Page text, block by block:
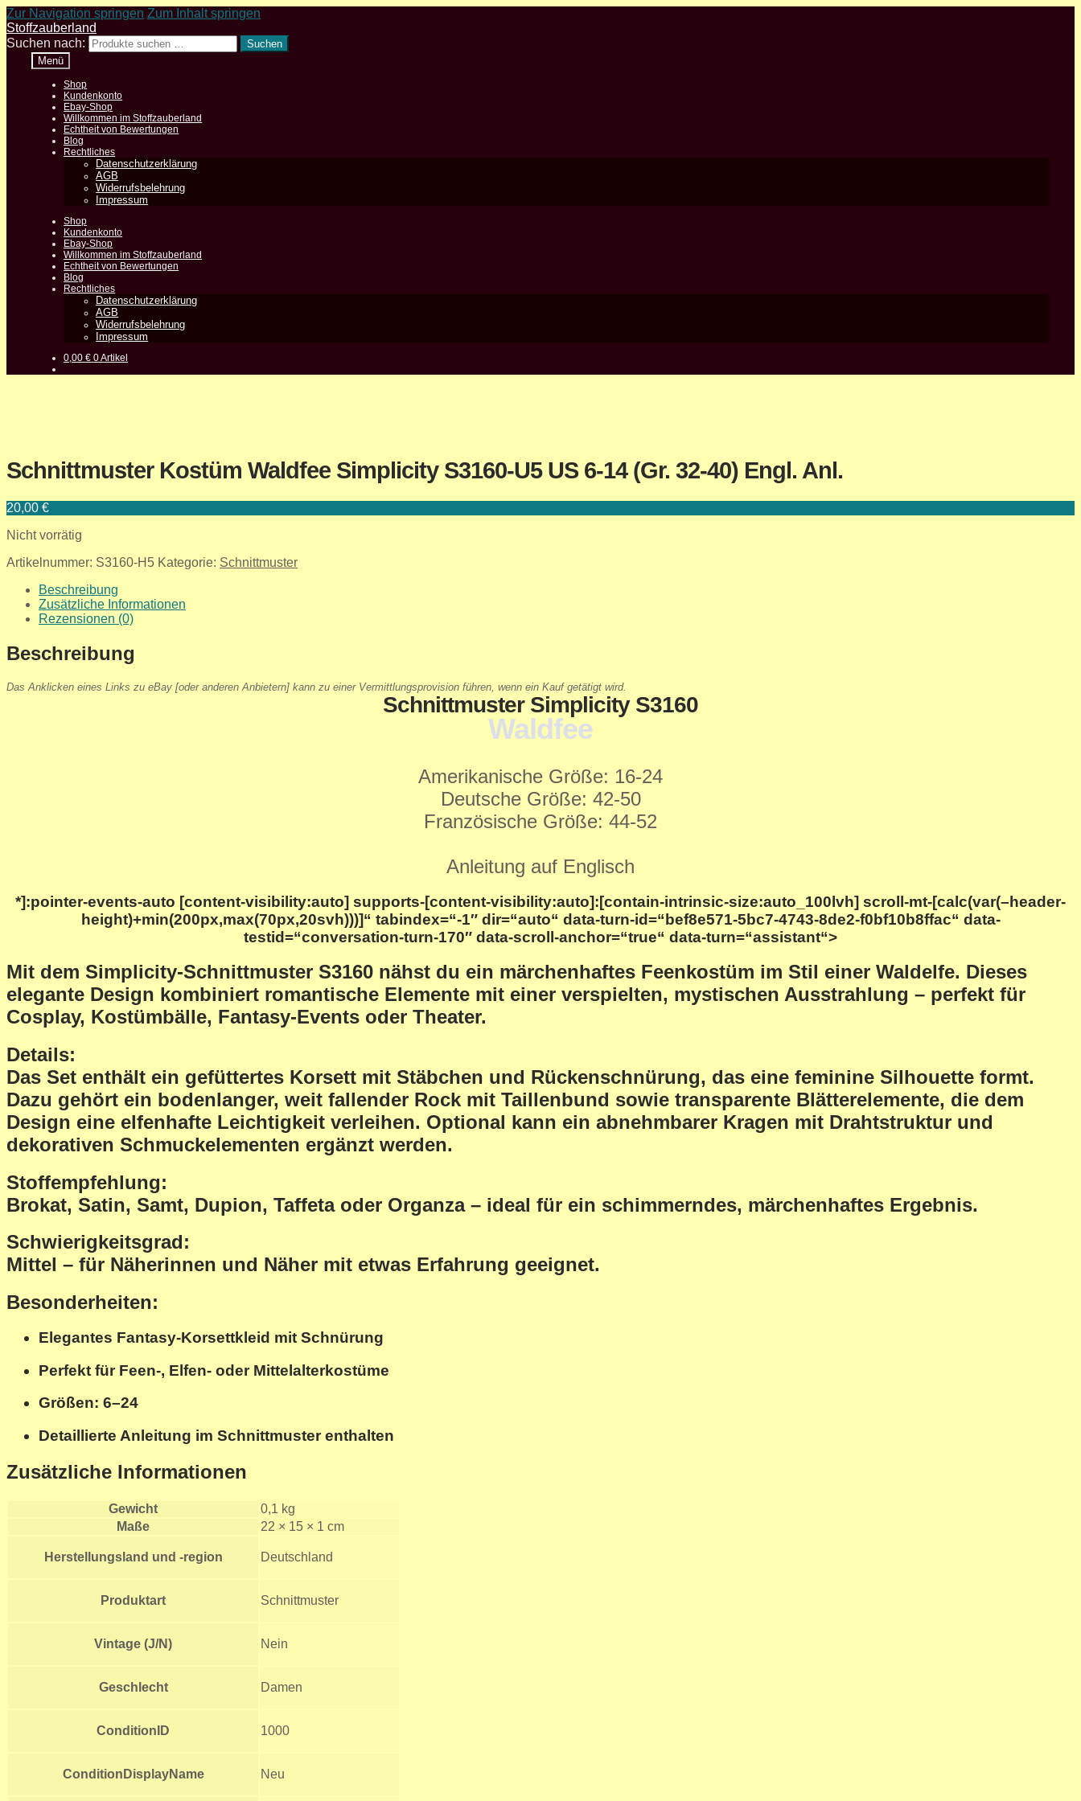
Zur Navigation springen Zum Inhalt springen
Stoffzauberland
Suchen nach:
Suchen
Menü
Shop
Kundenkonto
Ebay-Shop
Willkommen im Stoffzauberland
Echtheit von Bewertungen
Blog
Rechtliches
Datenschutzerklärung
AGB
Widerrufsbelehrung
Impressum
Shop
Kundenkonto
Ebay-Shop
Willkommen im Stoffzauberland
Echtheit von Bewertungen
Blog
Rechtliches
Datenschutzerklärung
AGB
Widerrufsbelehrung
Impressum
0,00€ 0 Artikel
Schnittmuster Kostüm Waldfee Simplicity S3160-U5 US 6-14 (Gr. 32-40) Engl. Anl.
20,00 €
Nicht vorrätig
Artikelnummer: S3160-H5 Kategorie: Schnittmuster
Beschreibung
Zusätzliche Informationen
Rezensionen (0)
Beschreibung
Das Anklicken eines Links zu eBay [oder anderen Anbietern] kann zu einer Vermittlungsprovision führen, wenn ein Kauf getätigt wird.
Schnittmuster Simplicity S3160
Waldfee
Amerikanische Größe: 16-24
Deutsche Größe: 42-50
Französische Größe: 44-52
Anleitung auf Englisch
*]:pointer-events-auto [content-visibility:auto] supports-[content-visibility:auto]:[contain-intrinsic-size:auto_100lvh] scroll-mt-[calc(var(–header-
height)+min(200px,max(70px,20svh)))]“ tabindex=“-1″ dir=“auto“ data-turn-id=“bef8e571-5bc7-4743-8de2-f0bf10b8ffac“ data-
testid=“conversation-turn-170″ data-scroll-anchor=“true“ data-turn=“assistant“>
Mit dem Simplicity-Schnittmuster S3160 nähst du ein märchenhaftes Feenkostüm im Stil einer Waldelfe. Dieses
elegante Design kombiniert romantische Elemente mit einer verspielten, mystischen Ausstrahlung – perfekt für
Cosplay, Kostümbälle, Fantasy-Events oder Theater.
Details:
Das Set enthält ein gefüttertes Korsett mit Stäbchen und Rückenschnürung, das eine feminine Silhouette formt.
Dazu gehört ein bodenlanger, weit fallender Rock mit Taillenbund sowie transparente Blätterelemente, die dem
Design eine elfenhafte Leichtigkeit verleihen. Optional kann ein abnehmbarer Kragen mit Drahtstruktur und
dekorativen Schmuckelementen ergänzt werden.
Stoffempfehlung:
Brokat, Satin, Samt, Dupion, Taffeta oder Organza – ideal für ein schimmerndes, märchenhaftes Ergebnis.
Schwierigkeitsgrad:
Mittel – für Näherinnen und Näher mit etwas Erfahrung geeignet.
Besonderheiten:
Elegantes Fantasy-Korsettkleid mit Schnürung
Perfekt für Feen-, Elfen- oder Mittelalterkostüme
Größen: 6–24
Detaillierte Anleitung im Schnittmuster enthalten
Zusätzliche Informationen
Gewicht
0,1 kg
Maße
22 × 15 × 1 cm
Herstellungsland und -region Deutschland
Produktart Schnittmuster
Vintage (J/N) Nein
Geschlecht Damen
ConditionID 1000
ConditionDisplayName Neu